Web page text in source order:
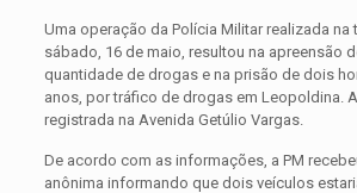
Uma operação da Polícia Militar realizada na
sábado, 16 de maio, resultou na apreensão
quantidade de drogas e na prisão de dois
anos, por tráfico de drogas em Leopoldina.
registrada na Avenida Getúlio Vargas.
De acordo com as informações, a PM
anônima informando que dois veículos